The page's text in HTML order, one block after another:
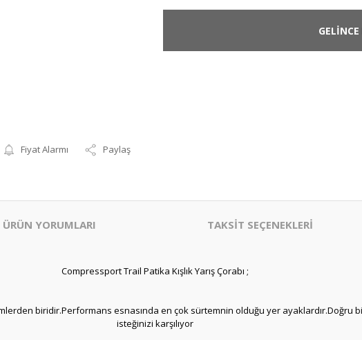
Fiyat Alarmı Paylaş
GELİNCE
ÜRÜN YORUMLARI TAKSİT SEÇENEKLERİ
Compressport Trail Patika Kışlık Yarış Çorabı ;
biridir.Performans esnasında en çok sürtemnin olduğu yer ayaklardır.Doğru
isteğinizi karşılıyor